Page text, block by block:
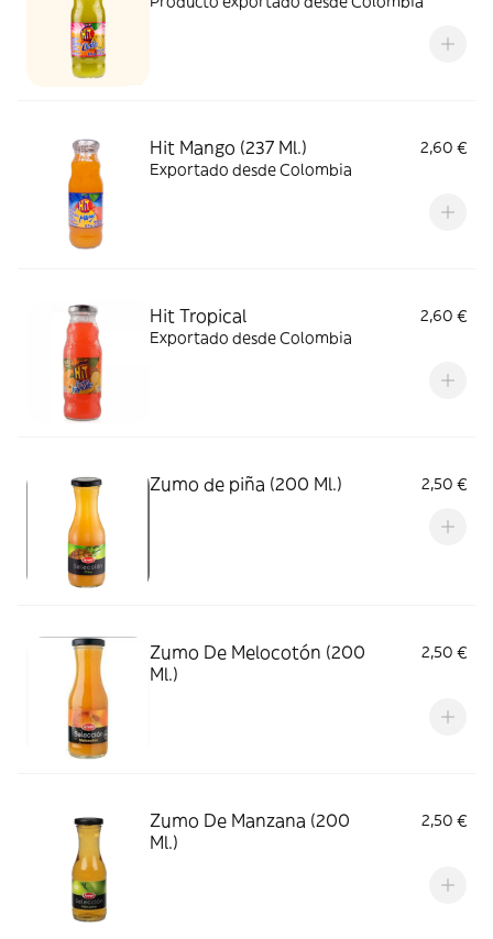
Hit Mango (237 Ml.)
2,60 €
Exportado desde Colombia
Hit Tropical
2,60 €
Exportado desde Colombia
Zumo de piña (200 Ml.) 2,50 €
Zumo De Melocotón (200
Ml.)
2,50 €
Zumo De Manzana (200
Ml.)
2,50 €